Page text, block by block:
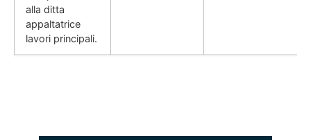
alla ditta
appaltatrice
lavori principali.